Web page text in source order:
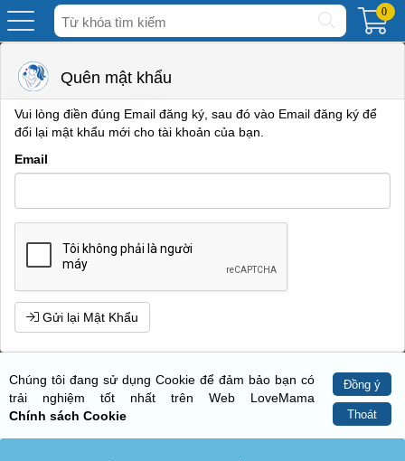
Tìm
kiếm
0
Quên mật khẩu
Vui lòng điền đúng Email đăng ký, sau đó vào Email đăng ký để
đổi lại mật khẩu mới cho tài khoản của bạn.
Email
Gửi lại Mật Khẩu
Chúng tôi đang sử dụng Cookie để đảm bảo bạn có
trải nghiệm tốt nhất trên Web LoveMama
Chính sách Cookie
Đồng ý
Thoát